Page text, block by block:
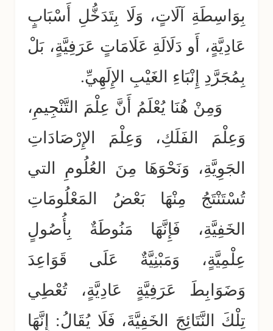
بِوَاسِطَةِ آلَاتٍ، وَلَا بِتَدَخُّلِ أَسْبَابٍ
عَادِيَّةٍ، أَو دَلَالَةِ عَلَامَاتٍ عَرَفِيَّةٍ، بَلْ
بِمُجَرَّدِ إِنْبَاءِ الغَيْبِ الإِلَهِيِّ.
وَمِنْ هُنَا يُعْلَمُ أَنَّ عِلْمَ التَّنْجِيمِ،
وَعِلْمَ الفَلَكِ، وَعِلْمَ الإِرْصَادَاتِ
الجَوِيَّةِ، وَنَحْوَهَا مِنَ العُلُومِ التي
تُسْتَنْتَجُ مِنْهَا بَعْضُ المَعْلُومَاتِ
الخَفِيَّةِ، فَإِنَّهَا مَنُوطَةٌ بِأُصُولٍ
عِلْمِيَّةٍ، وَمَبْنِيَّةٌ عَلَى قَوَاعِدَ
وَضَوَابِطَ عَرَفِيَّةٍ عَادِيَّةٍ، تُعْطِي
تِلْكَ النَّتَائِجَ الخَفِيَّةَ، فَلَا يُقَالُ: إِنَّهَا